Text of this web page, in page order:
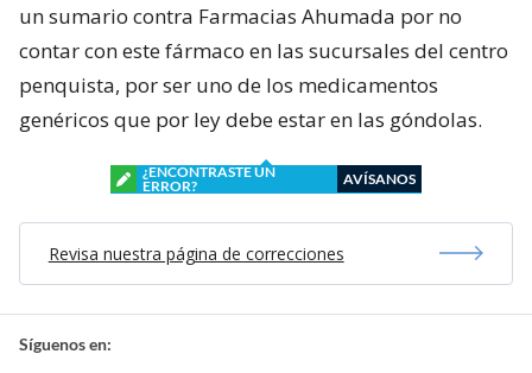
un sumario contra Farmacias Ahumada por no
contar con este fármaco en las sucursales del centro
penquista, por ser uno de los medicamentos
genéricos que por ley debe estar en las góndolas.
¿ENCONTRASTE UN
ERROR?
AVÍSANOS
Revisa nuestra página de correcciones
Síguenos en: